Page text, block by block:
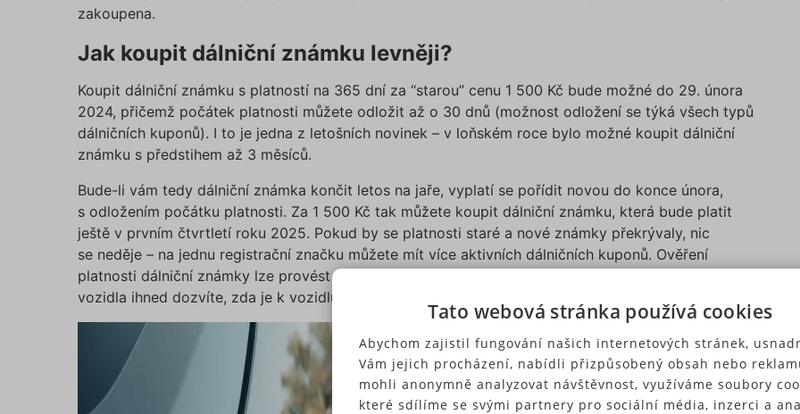
zakoupena.
Jak koupit dálniční známku levněji?
Koupit dálniční známku s platností na 365 dní za “starou” cenu 1 500 Kč bude možné do 29. února
2024, přičemž počátek platnosti můžete odložit až o 30 dnů (možnost odložení se týká všech typů
dálničních kuponů). I to je jedna z letošních novinek – v loňském roce bylo možné koupit dálniční
známku s předstihem až 3 měsíců.
Bude-li vám tedy dálniční známka končit letos na jaře, vyplatí se pořídit novou do konce února,
s odložením počátku platnosti. Za 1 500 Kč tak můžete koupit dálniční známku, která bude platit
ještě v prvním čtvrtletí roku 2025. Pokud by se platnosti staré a nové známky překrývaly, nic
se neděje – na jednu registrační značku můžete mít více aktivních dálničních kuponů. Ověření
platnosti dálniční známky lze provést na webu edalnice.cz, kde se po vyplnění SPZ a země registrace
vozidla ihned dozvíte, zda je k vozidlu zakoupena aktivní online dálniční známka.
Tato webová stránka používá cookies
Abychom zajistil fungování našich internetových stránek,
Vám jejich procházení, nabídli přizpůsobený obsah nebo
mohli anonymně analyzovat návštěvnost, využíváme soubory
které sdílíme se svými partnery pro sociální média, inzerci a